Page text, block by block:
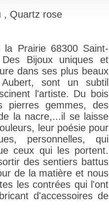
, Quartz rose
la Prairie 68300 Saint-
Bijoux uniques et
dans ses plus beaux
sont un subtil
l'artiste. Du bois
gemmes, des
la nacre,...il se laisse
leur poésie pour
personnelles, qui
ceux qui les portent.
des sentiers battus
de la matière et nous
les contrées qui l'ont
d'accessoires de